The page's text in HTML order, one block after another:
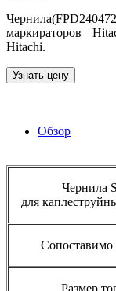
маркираторов
Hitachi.
Узнать цену
Обзор
Чернила
для
Сопоставимо